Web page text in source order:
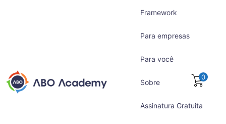
Framework
Para empresas
Para você
Sobre
Assinatura Gratuita
0